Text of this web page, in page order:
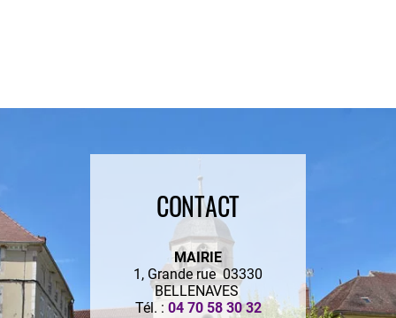
CONTACT
MAIRIE
1, Grande rue 03330
BELLENAVES
Tél. : 04 70 58 30 32